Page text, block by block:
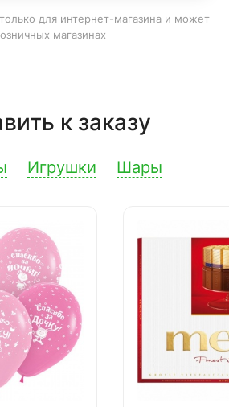
для интернет-магазина и может
магазинах
к заказу
Игрушки Шары